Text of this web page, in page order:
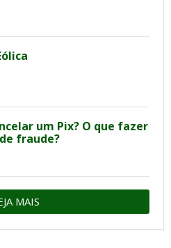
um Pix? O que fazer
fraude?
MAIS